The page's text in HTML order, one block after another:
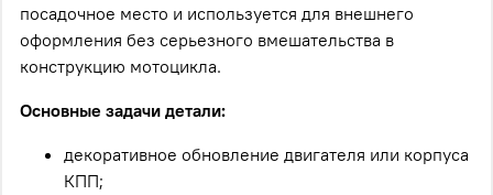
посадочное место и используется для внешнего
оформления без серьезного вмешательства в
конструкцию мотоцикла.
Основные задачи детали:
декоративное обновление двигателя или корпуса
КПП;